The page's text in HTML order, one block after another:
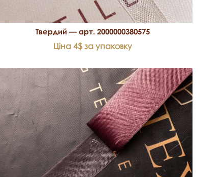
Твердий — арт. 2000000380575
Ціна 4$ за упаковку